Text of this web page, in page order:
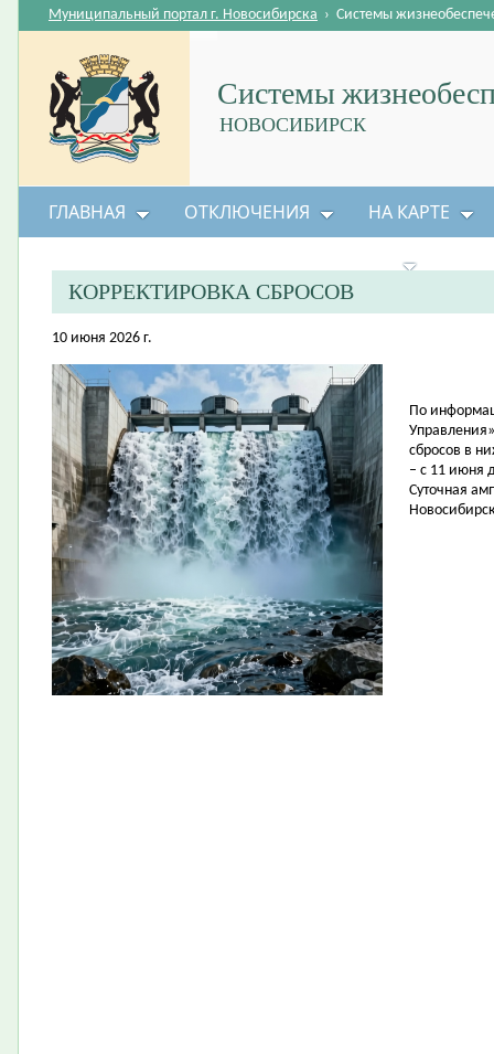
Системы
НОВОСИБИРСК
Муниципальный портал г. Новосибирска › Системы
ГЛАВНАЯ ОТКЛЮЧЕНИЯ НА КАРТЕ
КОРРЕКТИРОВКА СБРОСОВ
10 июня 2026 г.
По
сбросов в
– с 11 июня
Суточная